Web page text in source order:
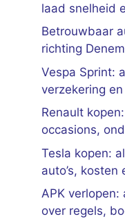
laad snelheid
Betrouwbaar
richting
Vespa Sprint:
verzekering
Renault
occasions,
Tesla kopen:
auto’s, kosten
APK
over regels,